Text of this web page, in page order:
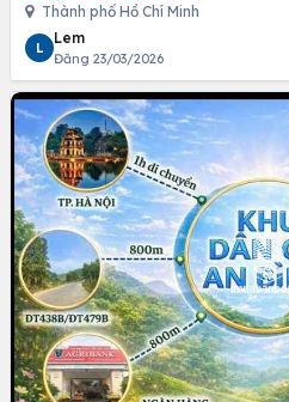
Thành phố Hồ Chí Minh
L
Lem
Đăng 23/03/2026